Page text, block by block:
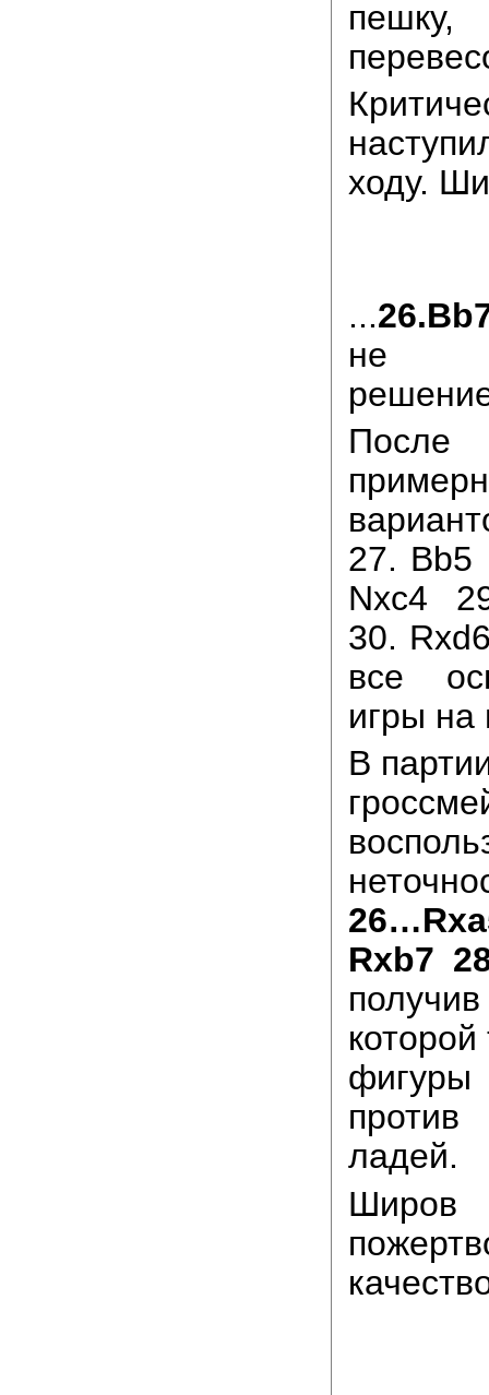
пешку,
ходу.
...
не
27. Bb5
Nxc4
30.
все
игры на
В
Rxb7
которой
ладей.
Широв